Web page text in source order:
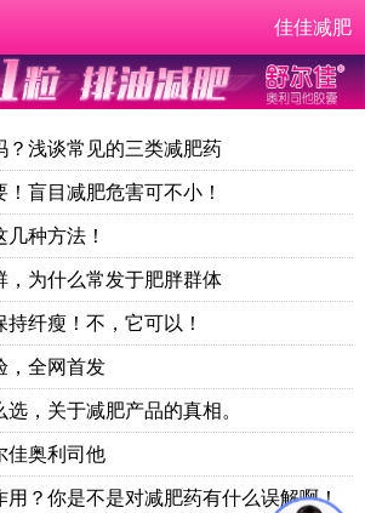
佳佳减肥
？浅谈常见的三类减肥药
盲目减肥危害可不小！
种方法！
，为什么常发于肥胖群体
纤瘦！不，它可以！
，全网首发
，关于减肥产品的真相。
佳奥利司他
？你是不是对减肥药有什么误解啊！